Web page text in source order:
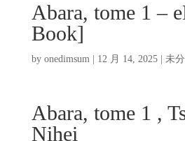
Abara, tome 1 –
Book]
by onedimsum| 12 月 14, 2025| 未
Abara, tome 1 ,
Nihei